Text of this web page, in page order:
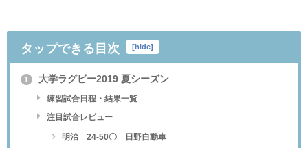
タップできる目次 hide
1 大学ラグビー2019 夏シーズン
練習試合日程・結果一覧
注目試合レビュー
明治 24-50〇 日野自動車